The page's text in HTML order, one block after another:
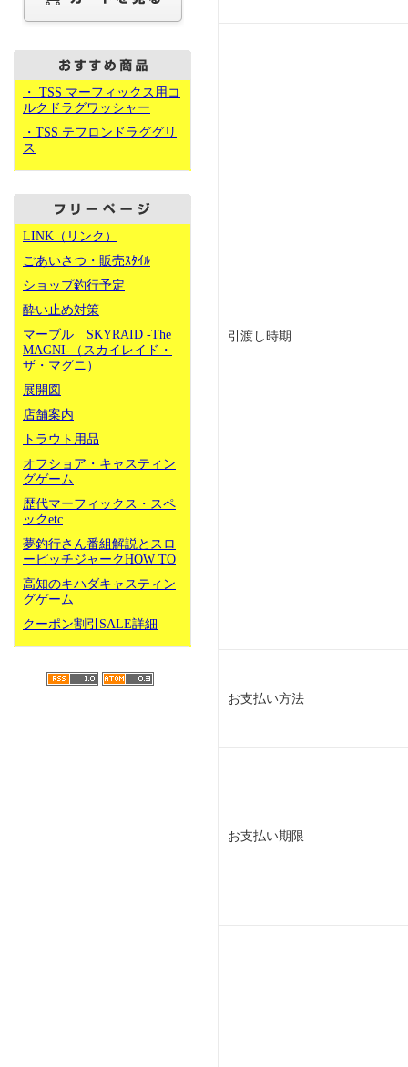
・ TSS マーフィックス用コ
ルクドラグワッシャー
・TSS テフロンドラググリ
ス
LINK（リンク）
ごあいさつ・販売ｽﾀｲﾙ
ショップ釣行予定
酔い止め対策
マーブル SKYRAID -The
MAGNI-（スカイレイド・
ザ・マグニ）
展開図
店舗案内
トラウト用品
オフショア・キャスティン
グゲーム
歴代マーフィックス・スペ
ックetc
夢釣行さん番組解説とスロ
ーピッチジャークHOW TO
高知のキハダキャスティン
グゲーム
クーポン割引SALE詳細
引渡し時期
お支払い方法
お支払い期限